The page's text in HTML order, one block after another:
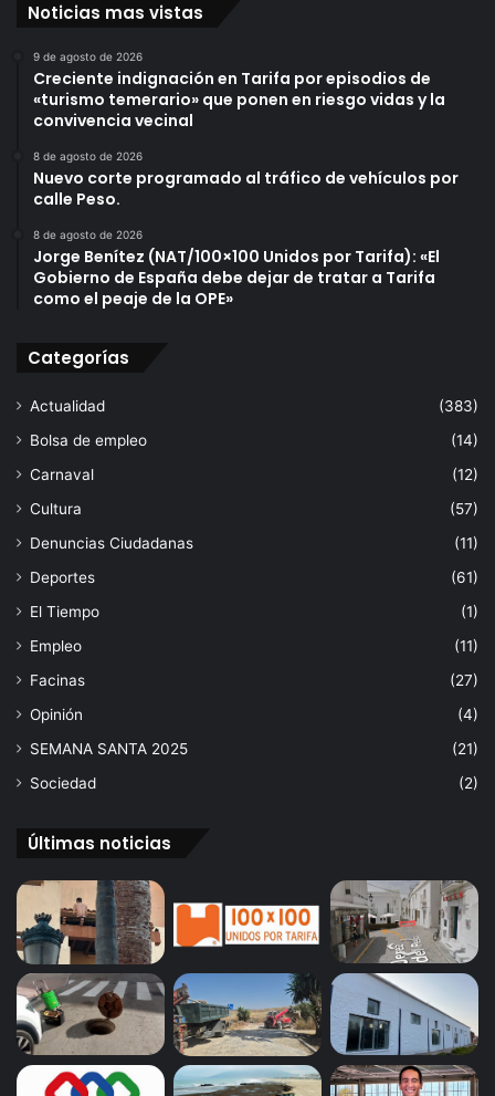
Noticias mas vistas
9 de agosto de 2026
Creciente indignación en Tarifa por episodios de
«turismo temerario» que ponen en riesgo vidas y la
convivencia vecinal
8 de agosto de 2026
Nuevo corte programado al tráfico de vehículos por
calle Peso.
8 de agosto de 2026
Jorge Benítez (NAT/100×100 Unidos por Tarifa): «El
Gobierno de España debe dejar de tratar a Tarifa
como el peaje de la OPE»
Categorías
Actualidad
(383)
Bolsa de empleo
(14)
Carnaval
(12)
Cultura
(57)
Denuncias Ciudadanas
(11)
Deportes
(61)
El Tiempo
(1)
Empleo
(11)
Facinas
(27)
Opinión
(4)
SEMANA SANTA 2025
(21)
Sociedad
(2)
Últimas noticias